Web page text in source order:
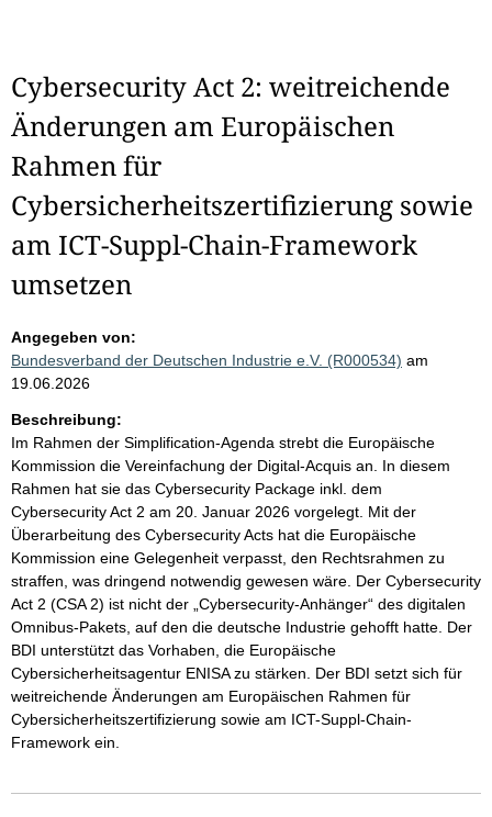
Cybersecurity Act 2: weitreichende
Änderungen am Europäischen
Rahmen für
Cybersicherheitszertifizierung sowie
am ICT-Suppl-Chain-Framework
umsetzen
Angegeben von:
Bundesverband der Deutschen Industrie e.V. (R000534) am
19.06.2026
Beschreibung:
Im Rahmen der Simplification-Agenda strebt die Europäische
Kommission die Vereinfachung der Digital-Acquis an. In diesem
Rahmen hat sie das Cybersecurity Package inkl. dem
Cybersecurity Act 2 am 20. Januar 2026 vorgelegt. Mit der
Überarbeitung des Cybersecurity Acts hat die Europäische
Kommission eine Gelegenheit verpasst, den Rechtsrahmen zu
straffen, was dringend notwendig gewesen wäre. Der Cybersecurity
Act 2 (CSA 2) ist nicht der „Cybersecurity-Anhänger“ des digitalen
Omnibus-Pakets, auf den die deutsche Industrie gehofft hatte. Der
BDI unterstützt das Vorhaben, die Europäische
Cybersicherheitsagentur ENISA zu stärken. Der BDI setzt sich für
weitreichende Änderungen am Europäischen Rahmen für
Cybersicherheitszertifizierung sowie am ICT-Suppl-Chain-
Framework ein.